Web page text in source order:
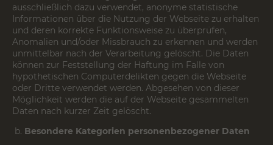
ausschließlich dazu verwendet, anonyme statistische
Informationen über die Nutzung der Webseite zu erhalten
und deren korrekte Funktionsweise zu überprüfen,
Anomalien und/oder Missbrauch zu erkennen und werden
unmittelbar nach der Verarbeitung gelöscht. Die Daten
können zur Feststellung der Haftung im Falle von
hypothetischen Computerdelikten gegen die Webseite
oder Dritte verwendet werden. Abgesehen von dieser
Möglichkeit werden die auf der Webseite gesammelten
Daten nach kurzer Zeit gelöscht.
Besondere Kategorien personenbezogener Daten